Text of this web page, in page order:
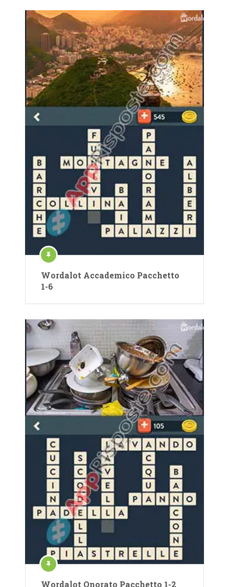
Wordalot Accademico Pacchetto
1-6
Wordalot Onorato Pacchetto 1-2